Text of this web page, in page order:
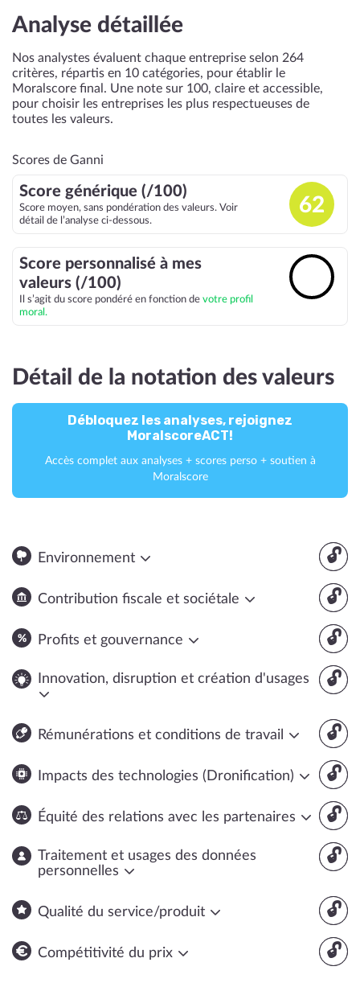
Analyse détaillée
Nos analystes évaluent chaque entreprise selon 264
critères, répartis en 10 catégories, pour établir le
Moralscore final. Une note sur 100, claire et accessible,
pour choisir les entreprises les plus respectueuses de
toutes les valeurs.
Scores de Ganni
Score générique (/100)
Score moyen, sans pondération des valeurs. Voir
détail de l’analyse ci-dessous.
62
Score personnalisé à mes
valeurs (/100)
Il s’agit du score pondéré en fonction de votre profil
moral.
Détail de la notation des valeurs
Débloquez les analyses, rejoignez
MoralscoreACT!
Accès complet aux analyses + scores perso + soutien à
Moralscore
🔓
Environnement
🔓
Contribution fiscale et sociétale
🔓
Profits et gouvernance
🔓
Innovation, disruption et création d'usages
🔓
Rémunérations et conditions de travail
🔓
Impacts des technologies (Dronification)
🔓
Équité des relations avec les partenaires
🔓
Traitement et usages des données
personnelles
🔓
Qualité du service/produit
🔓
Compétitivité du prix